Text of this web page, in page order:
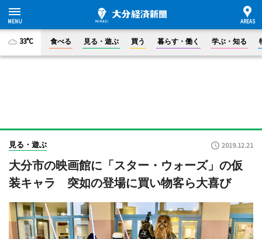
33°C 食べる 見る・遊ぶ 買う 暮らす・働く 学ぶ・知る
見る・遊ぶ 2019.12.21
大分市の映画館に「スター・ウォーズ」の仮
装キャラ 突如の登場に買い物客ら大喜び